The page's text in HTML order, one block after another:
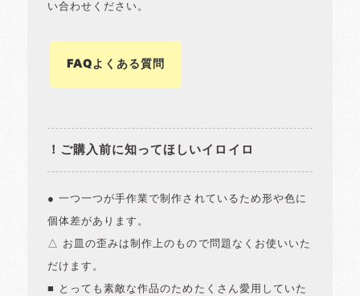
い合わせください。
FAQよくある質問
！ご購入前に知ってほしいイロイロ
● 一つ一つが手作業で制作されているため形や色に
個体差があります。
△ お皿の歪みは制作上のもので問題なくお使いいた
だけます。
■ とっても素敵な作品のためたくさん愛用していた